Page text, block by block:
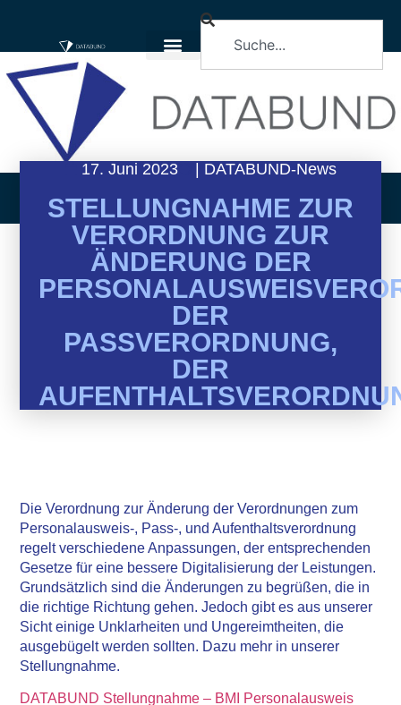
17. Juni 2023 DATABUND-News
STELLUNGNAHME ZUR
VERORDNUNG ZUR
ÄNDERUNG DER
DER
PASSVERORDNUNG,
DER
Die Verordnung zur Änderung der Verordnungen zum
Personalausweis-, Pass-, und Aufenthaltsverordnung
regelt verschiedene Anpassungen, der entsprechenden
Gesetze für eine bessere Digitalisierung der Leistungen.
Grundsätzlich sind die Änderungen zu begrüßen, die in
die richtige Richtung gehen. Jedoch gibt es aus unserer
Sicht einige Unklarheiten und Ungereimtheiten, die
ausgebügelt werden sollten. Dazu mehr in unserer
Stellungnahme.
DATABUND Stellungnahme – BMI Personalausweis